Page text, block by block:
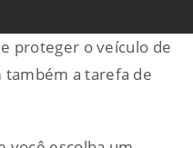
proteger o veículo de
também a tarefa de